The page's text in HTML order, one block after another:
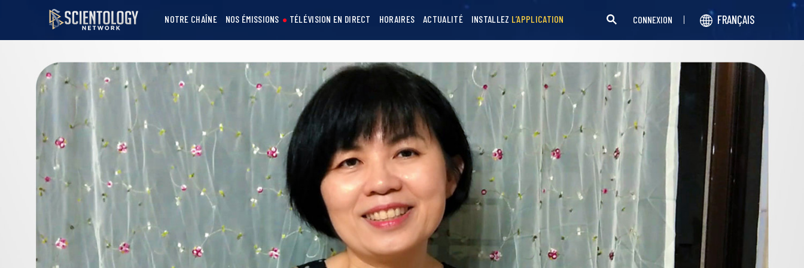
NOTRE CHAÎNE NOS ÉMISSIONS TÉLÉVISION EN DIRECT HORAIRES ACTUALITÉ INSTALLEZ L’APPLICATION CONNEXION FRANÇAIS